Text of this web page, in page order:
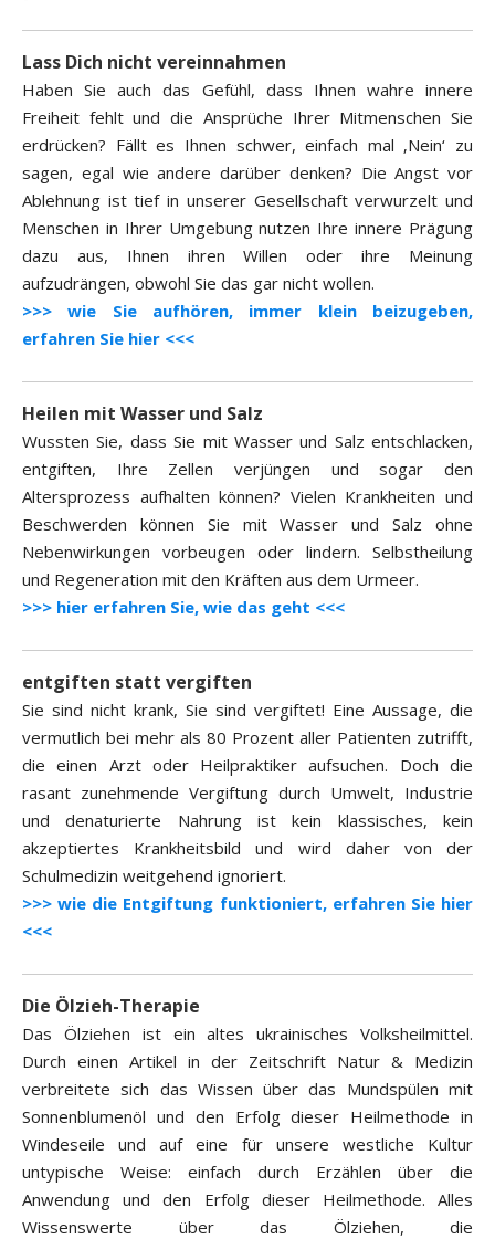
Lass Dich nicht vereinnahmen
Haben Sie auch das Gefühl, dass Ihnen wahre innere
Freiheit fehlt und die Ansprüche Ihrer Mitmenschen Sie
erdrücken? Fällt es Ihnen schwer, einfach mal ‚Nein‘ zu
sagen, egal wie andere darüber denken? Die Angst vor
Ablehnung ist tief in unserer Gesellschaft verwurzelt und
Menschen in Ihrer Umgebung nutzen Ihre innere Prägung
dazu aus, Ihnen ihren Willen oder ihre Meinung
aufzudrängen, obwohl Sie das gar nicht wollen.
>>> wie Sie aufhören, immer klein beizugeben,
erfahren Sie hier <<<
Heilen mit Wasser und Salz
Wussten Sie, dass Sie mit Wasser und Salz entschlacken,
entgiften, Ihre Zellen verjüngen und sogar den
Altersprozess aufhalten können? Vielen Krankheiten und
Beschwerden können Sie mit Wasser und Salz ohne
Nebenwirkungen vorbeugen oder lindern. Selbstheilung
und Regeneration mit den Kräften aus dem Urmeer.
>>> hier erfahren Sie, wie das geht <<<
entgiften statt vergiften
Sie sind nicht krank, Sie sind vergiftet! Eine Aussage, die
vermutlich bei mehr als 80 Prozent aller Patienten zutrifft,
die einen Arzt oder Heilpraktiker aufsuchen. Doch die
rasant zunehmende Vergiftung durch Umwelt, Industrie
und denaturierte Nahrung ist kein klassisches, kein
akzeptiertes Krankheitsbild und wird daher von der
Schulmedizin weitgehend ignoriert.
>>> wie die Entgiftung funktioniert, erfahren Sie hier
<<<
Die Ölzieh-Therapie
Das Ölziehen ist ein altes ukrainisches Volksheilmittel.
Durch einen Artikel in der Zeitschrift Natur & Medizin
verbreitete sich das Wissen über das Mundspülen mit
Sonnenblumenöl und den Erfolg dieser Heilmethode in
Windeseile und auf eine für unsere westliche Kultur
untypische Weise: einfach durch Erzählen über die
Anwendung und den Erfolg dieser Heilmethode. Alles
Wissenswerte über das Ölziehen, die